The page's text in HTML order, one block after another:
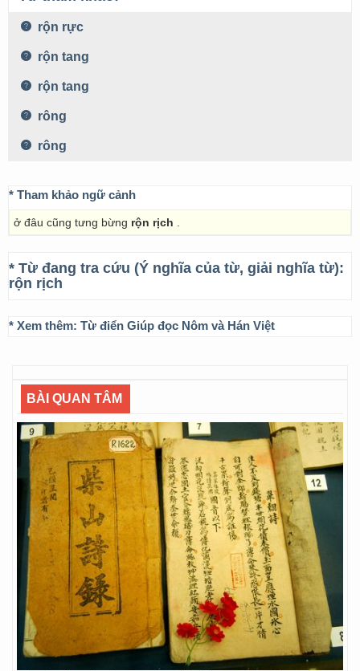
rộn rực
rộn tang
rộn tang
rông
rông
* Tham khảo ngữ cảnh
ở đâu cũng tưng bừng rộn rịch
* Từ đang tra cứu (Ý nghĩa của từ, giải nghĩa từ):
rộn rịch
* Xem thêm: Từ điển Giúp đọc Nôm và Hán Việt
BÀI QUAN TÂM